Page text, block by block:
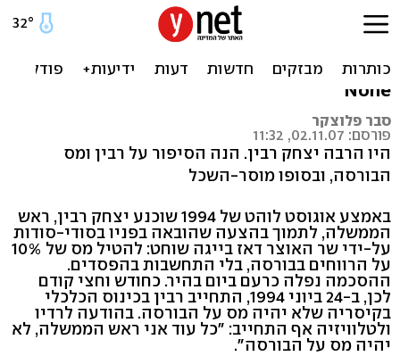
רבין, מס הבורסה ותורת
היחסיות של השחיתות
None
סבר פלוצקר
פורסם: 02.11.07, 11:32
היו הרבה יצחק רבין. הנה הסיפור על רבין ומס
הבורסה, ובסופו מוסר-השכל
באמצע אוגוסט לוהט של 1994 שוכנע יצחק רבין, ראש
הממשלה, לתמוך בהצעה שהובאה בפניו בסודי-סודות
על-ידי שר האוצר דאז בייגה שוחט: להטיל מס של 10%
על הרווחים בבורסה, בלי התחשבות בהפסדים.
ההסכמה נפלה כרעם ביום בהיר. כחודש וחצי קודם
לכן, ב-24 ביוני 1994, התחייב רבין בכינוס הכלכלי
בקיסריה שלא יהיה מס על הבורסה. בהודעה לרדיו
ולטלוויזיה אף התחייב: "כל עוד אני ראש הממשלה, לא
יהיה מס על הבורסה".